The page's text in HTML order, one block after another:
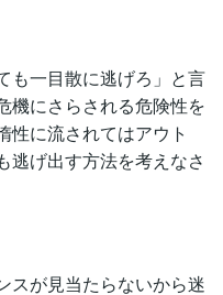
も一目散に逃げろ」と言
機にさらされる危険性を
性に流されてはアウト
逃げ出す方法を考えなさ
スが見当たらないから迷